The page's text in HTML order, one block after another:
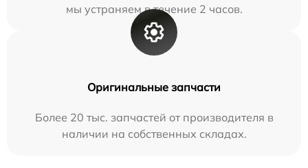
мы устраняем в течение 2 часов.
Оригинальные запчасти
Более 20 тыс. запчастей от производителя в
наличии на собственных складах.